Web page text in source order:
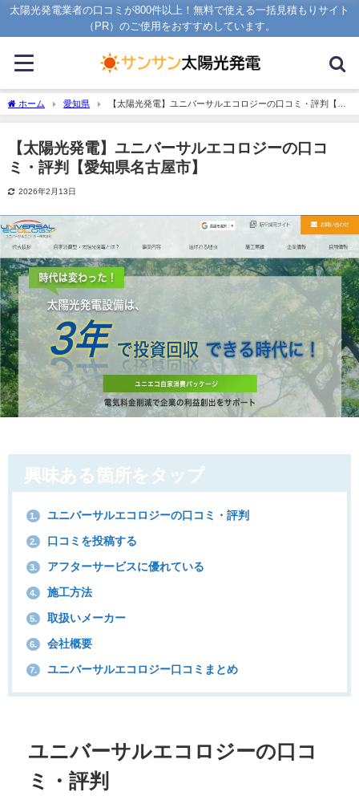
太陽光発電業者の口コミが800件以上！無料で使える一括見積もりサイト
（PR）のご使用をおすすめしています。
ホーム 愛知県
【太陽光発電】ユニバーサルエコロジーの口コミ・評判【愛
知県名古屋市】
【太陽光発電】ユニバーサルエコロジーの口コ
ミ・評判【愛知県名古屋市】
2026年2月13日
興味ある箇所をタップ
1. ユニバーサルエコロジーの口コミ・評判
2. 口コミを投稿する
3. アフターサービスに優れている
4. 施工方法
5. 取扱いメーカー
6. 会社概要
7. ユニバーサルエコロジー口コミまとめ
ユニバーサルエコロジーの口コ
ミ・評判